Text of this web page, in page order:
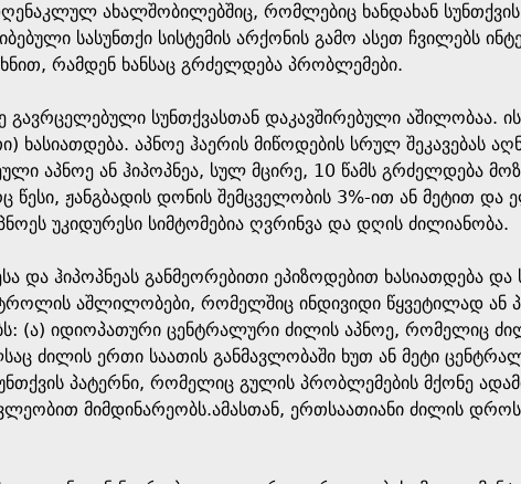
ახალშობილებშიც, რომლებიც ხანდახან სუნთქვის
სასუნთქი სისტემის არქონის გამო ასეთ ჩვილებს
რამდენ ხანსაც გრძელდება პრობლემები.
გავრცელებული სუნთქვასთან დაკავშირებული აშილობაა.
ხასიათდება. აპნოე ჰაერის მიწოდების სრულ შეკავებას
აპნოე ან ჰიპოპნეა, სულ მცირე, 10 წამს გრძელდება
წესი, ჟანგბადის დონის შემცველობის 3%-ით ან მეტით
უკიდურესი სიმტომებია ღვრინვა და დღის ძილიანობა.
ჰიპოპნეას განმეორებითი ეპიზოდებით ხასიათდება და
აშლილობები, რომელშიც ინდივიდი წყვეტილად ან
(ა) იდიოპათური ცენტრალური ძილის აპნოე, რომელიც
ძილის ერთი საათის განმავლობაში ხუთ ან მეტი
პატერნი, რომელიც გულის პრობლემების მქონე
მიმდინარეობს.ამასთან, ერთსაათიანი ძილის